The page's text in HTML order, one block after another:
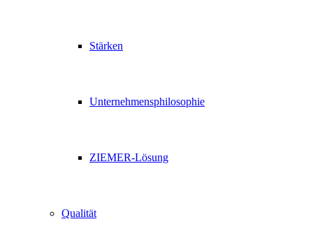
Stärken
Unternehmensphilosophie
ZIEMER-Lösung
Qualität